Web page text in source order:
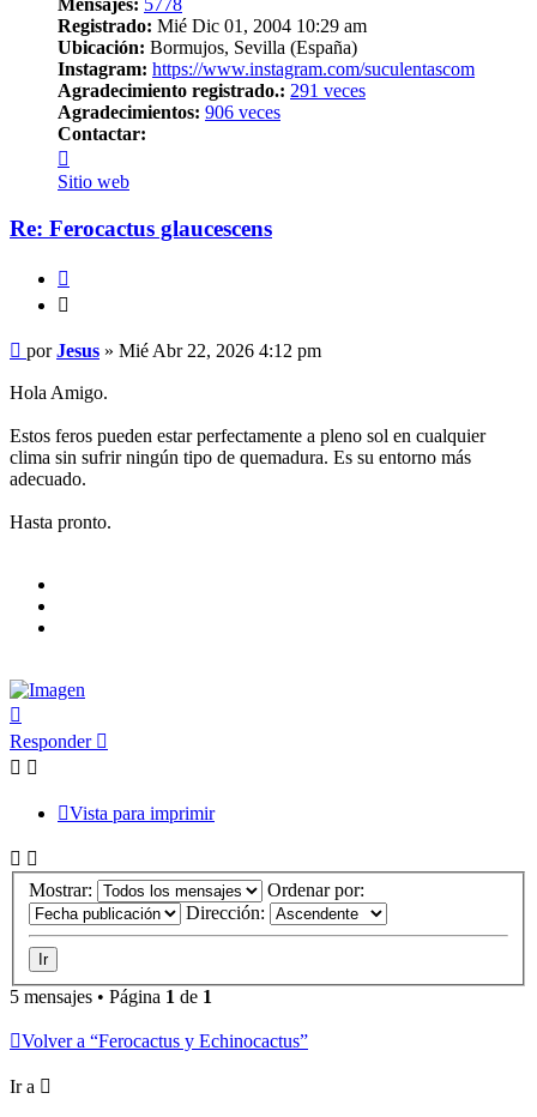
Mensajes: 5778
Registrado: Mié Dic 01, 2004 10:29 am
Ubicación: Bormujos, Sevilla (España)
Instagram: https://www.instagram.com/suculentascom
Agradecimiento registrado.: 291 veces
Agradecimientos: 906 veces
Contactar:
Jesus
Sitio web
Re: Ferocactus glaucescens
Mensaje
porJesus » Mié Abr 22, 2026 4:12 pm
Hola Amigo.
Estos feros pueden estar perfectamente a pleno sol en cualquier
clima sin sufrir ningún tipo de quemadura. Es su entorno más
adecuado.
Hasta pronto.
Responder
Vista para imprimir
Mostrar:
Ordenar por:
Dirección:
5 mensajes • Página 1 de 1
Volver a “Ferocactus y Echinocactus”
Ir a